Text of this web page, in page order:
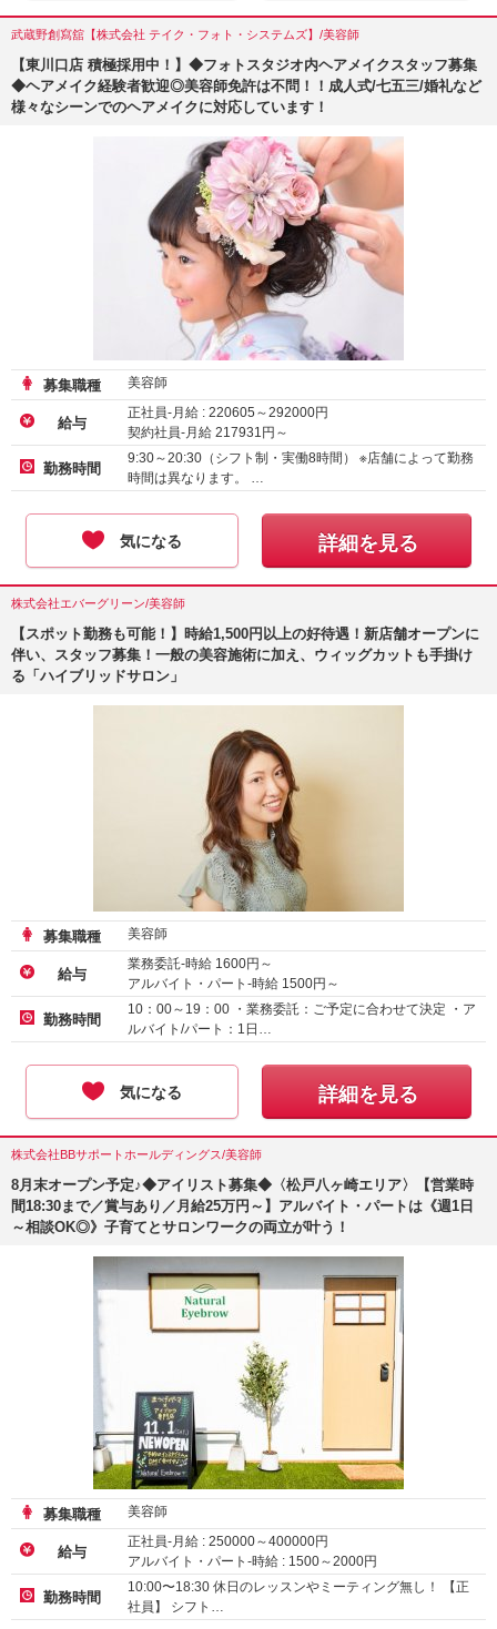
武蔵野創寫舘【株式会社 テイク・フォト・システムズ】/美容師
【東川口店 積極採用中！】◆フォトスタジオ内ヘアメイクスタッフ募集
◆ヘアメイク経験者歓迎◎美容師免許は不問！！成人式/七五三/婚礼など
様々なシーンでのヘアメイクに対応しています！
募集職種 美容師
給与
正社員-月給 : 220605 ～292000円
契約社員-月給 217931 円～
アルバイト・パート-時給 1200円～
勤務時間
9:30～20:30（シフト制・実働8時間） ※店舗によって勤務
時間は異なります。 …
気になる 詳細を見る
株式会社エバーグリーン/美容師
【スポット勤務も可能！】時給1,500円以上の好待遇！新店舗オープンに
伴い、スタッフ募集！一般の美容施術に加え、ウィッグカットも手掛け
る「ハイブリッドサロン」
募集職種 美容師
給与
業務委託-時給 1600円～
アルバイト・パート-時給 1500円～
勤務時間
10：00～19：00 ・業務委託：ご予定に合わせて決定 ・ア
ルバイト/パート：1日…
気になる 詳細を見る
株式会社BBサポートホールディングス/美容師
8月末オープン予定♪◆アイリスト募集◆〈松戸八ヶ崎エリア〉【営業時
間18:30まで／賞与あり／月給25万円～】アルバイト・パートは《週1日
～相談OK◎》子育てとサロンワークの両立が叶う！
募集職種 美容師
給与
正社員-月給 : 250000～400000円
アルバイト・パート-時給 : 1500～2000円
勤務時間
10:00〜18:30 休日のレッスンやミーティング無し！ 【正
社員】 シフト…